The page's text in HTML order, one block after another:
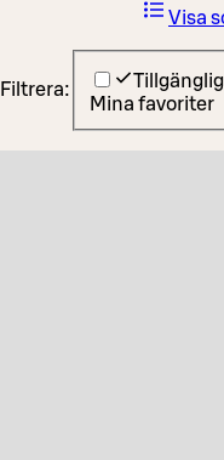
Filtrera: Tillgänglig
Mina favoriter
Visa